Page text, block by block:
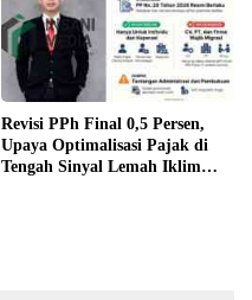
Revisi PPh Final 0,5 Persen,
Upaya Optimalisasi Pajak di
Tengah Sinyal Lemah Iklim